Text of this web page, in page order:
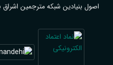
اصول بنیادین شبکه مترجمین